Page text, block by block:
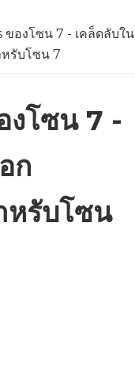
องโซน 7 - เคล็ดลับใน
รับโซน 7
โซน 7 -
ก
รับโซน